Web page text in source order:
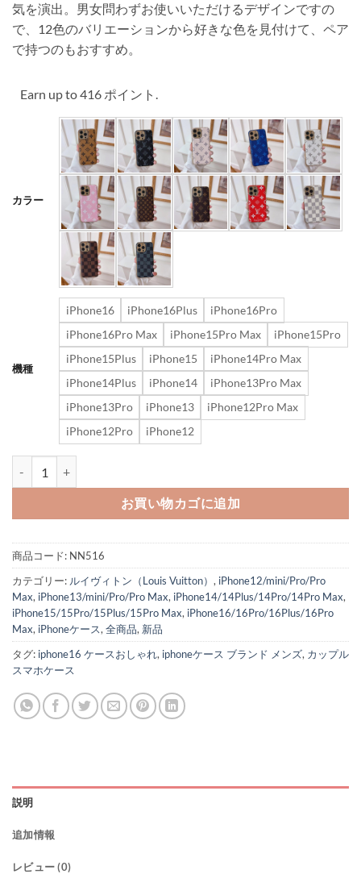
気を演出。男女問わずお使いいただけるデザインですの
で、12色のバリエーションから好きな色を見付けて、ペア
で持つのもおすすめ。
Earn up to 416 ポイント.
カラー
機種
iPhone16 iPhone16Plus
iPhone16Pro
iPhone16Pro Max
iPhone15Pro Max
iPhone15Pro
iPhone15Plus
iPhone15
iPhone14Pro Max
iPhone14Plus
iPhone14
iPhone13Pro Max
iPhone13Pro
iPhone13
iPhone12Pro Max
iPhone12Pro
iPhone12
お買い物カゴに追加
商品コード: NN516
カテゴリー: ルイヴィトン（Louis Vuitton） , iPhone12/mini/Pro/Pro
Max, iPhone13/mini/Pro/Pro Max, iPhone14/14Plus/14Pro/14Pro Max,
iPhone15/15Pro/15Plus/15Pro Max, iPhone16/16Pro/16Plus/16Pro
Max, iPhoneケース, 全商品, 新品
タグ: iphone16 ケースおしゃれ, iphoneケース ブランド メンズ, カップル
スマホケース
説明
追加情報
レビュー (0)